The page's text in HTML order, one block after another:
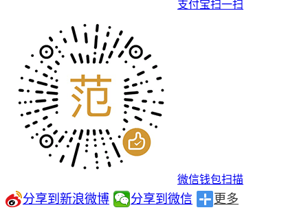
支付宝扫一扫
微信钱包扫描
分享到新浪微博 分享到微信 更多